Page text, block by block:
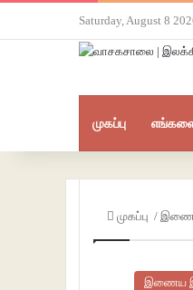
Saturday, August 8
முகப்பு
முகப்பு /
இணைய